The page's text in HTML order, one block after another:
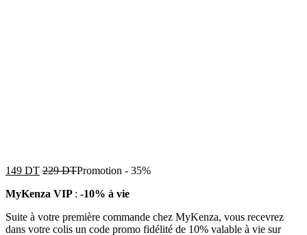
149 DT 229DTPromotion - 35%
MyKenza VIP : -10% à vie
Suite à votre première commande chez MyKenza, vous recevrez
dans votre colis un code promo fidélité de 10% valable à vie sur